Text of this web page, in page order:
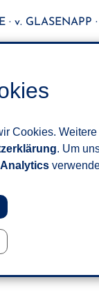
Cookies. Weitere
. Um
· v. GLASENAPP